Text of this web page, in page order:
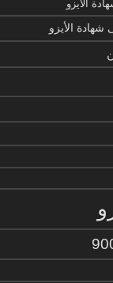
الايزو
الأيزو